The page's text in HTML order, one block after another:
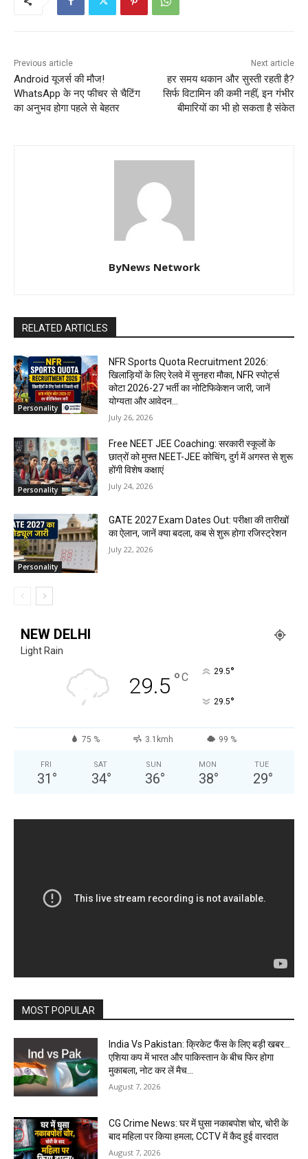
Previous article
Android यूजर्स की मौज!
WhatsApp के नए फीचर से चैटिंग
का अनुभव होगा पहले से बेहतर
Next article
हर समय थकान और सुस्ती रहती है?
सिर्फ विटामिन की कमी नहीं, इन गंभीर
बीमारियों का भी हो सकता है संकेत
ByNews Network
RELATED ARTICLES
Personality
NFR Sports Quota Recruitment 2026:
खिलाड़ियों के लिए रेलवे में सुनहरा मौका, NFR स्पोर्ट्स
कोटा 2026-27 भर्ती का नोटिफिकेशन जारी, जानें
योग्यता और आवेदन...
July 26, 2026
Personality
Free NEET JEE Coaching: सरकारी स्कूलों के
छात्रों को मुफ्त NEET-JEE कोचिंग, दुर्ग में अगस्त से शुरू
होंगी विशेष कक्षाएं
July 24, 2026
Personality
GATE 2027 Exam Dates Out: परीक्षा की तारीखों
का ऐलान, जानें क्या बदला, कब से शुरू होगा रजिस्ट्रेशन
July 22, 2026
NEW DELHI
Light Rain
29.5 °C 29.5°
29.5°
75 % 3.1kmh 99 %
FRI
31 °
SAT
34°
SUN
36°
MON
38°
TUE
29°
MOST POPULAR
India Vs Pakistan: क्रिकेट फैंस के लिए बड़ी खबर…
एशिया कप में भारत और पाकिस्तान के बीच फिर होगा
मुकाबला, नोट कर लें मैच...
August 7, 2026
CG Crime News: घर में घुसा नकाबपोश चोर, चोरी के
बाद महिला पर किया हमला; CCTV में कैद हुई वारदात
August 7, 2026